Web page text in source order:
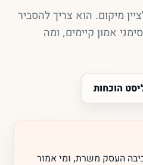
מיקום. הוא צריך להסביר
אמון קיימים, ומה
הוכחות
העסק משרת, ומי אמור